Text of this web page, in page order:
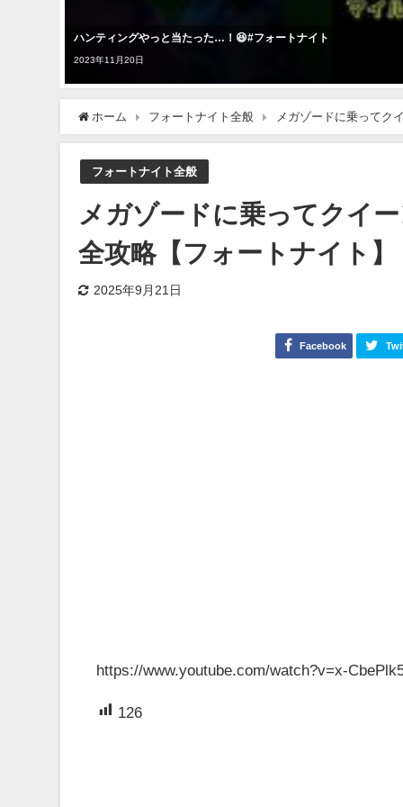
ハンティングやっと当たった…！😆#フォートナイト
2023年11月20日
ホーム フォートナイト全般 メガゾードに乗ってク
フォートナイト全般
メガゾードに乗ってクイ
全攻略【フォートナイト】
2025年9月21日
Facebook
https://www.youtube.com/watch?v=x-
126